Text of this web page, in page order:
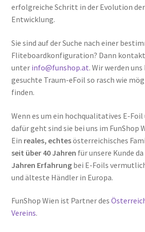
erfolgreiche Schritt in der Evolution
Entwicklung.
Sie sind auf der Suche nach einer
Fliteboardkonfiguration? Dann
unter info@funshop.at. Wir werden
gesuchte Traum-eFoil so rasch wie
finden.
Wenn es um ein hochqualitatives E-
dafür geht sind sie bei uns im FunShop
Ein reales, echtesösterreichisches
seit über 40 Jahren für unsere Kunde
Jahren Erfahrungbei E-Foils
und älteste Händler in Europa.
FunShop Wien ist Partner des
Vereins.